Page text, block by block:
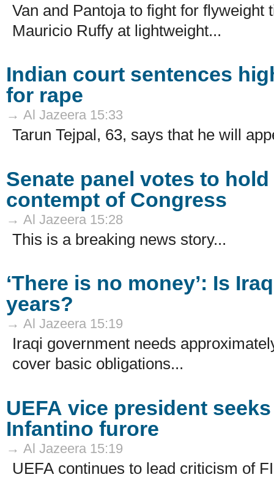
Van and Pantoja to fight for
Mauricio Ruffy at lightweight...
Indian court sentences
for rape
→ Al Jazeera 15:33
Tarun Tejpal, 63, says that he will
Senate panel votes to
contempt of Congress
→ Al Jazeera 15:28
This is a breaking news story...
‘There is no money’: Is
years?
→ Al Jazeera 15:19
Iraqi government needs
cover basic obligations...
UEFA vice president
Infantino furore
→ Al Jazeera 15:19
UEFA continues to lead criticism of